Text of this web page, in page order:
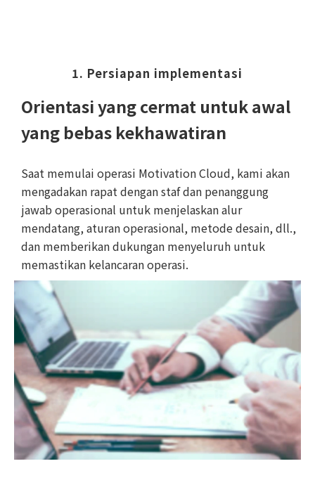
1. Persiapan implementasi
Orientasi yang cermat untuk awal
yang bebas kekhawatiran
Saat memulai operasi Motivation Cloud, kami akan
mengadakan rapat dengan staf dan penanggung
jawab operasional untuk menjelaskan alur
mendatang, aturan operasional, metode desain, dll.,
dan memberikan dukungan menyeluruh untuk
memastikan kelancaran operasi.